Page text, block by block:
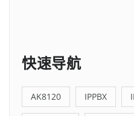
快速导航
AK8120 IPPBX